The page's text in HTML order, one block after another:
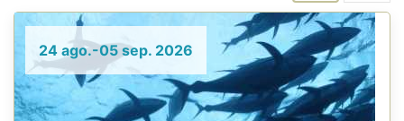
24 ago.-05 sep. 2026